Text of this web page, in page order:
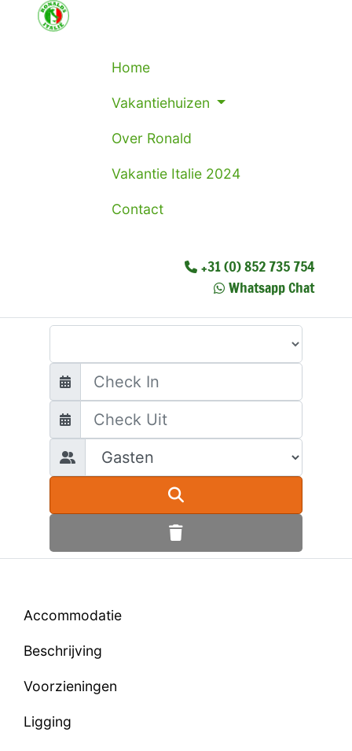
Home
Vakantiehuizen
Over Ronald
Vakantie Italie 2024
Contact
+31 (0) 852 735 754
Whatsapp Chat
Accommodatie
Beschrijving
Voorzieningen
Ligging